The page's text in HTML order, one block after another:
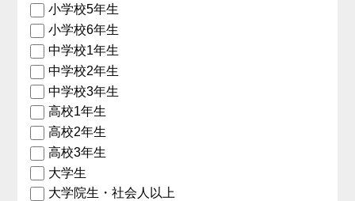
小学校5年生
小学校6年生
中学校1年生
中学校2年生
中学校3年生
高校1年生
高校2年生
高校3年生
大学生
大学院生・社会人以上